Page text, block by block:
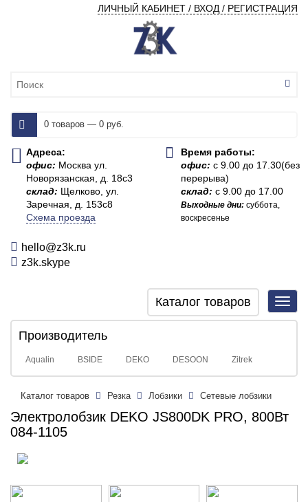
ЛИЧНЫЙ КАБИНЕТ / ВХОД / РЕГИСТРАЦИЯ
0 товаров — 0 руб.
Адреса:
офис: Москва ул.
Новорязанская, д. 18с3
склад: Щелково, ул.
Заречная, д. 153с8
Схема проезда
Время работы:
офис:с 9.00 до 17.30(без
перерыва)
склад:с 9.00 до 17.00
Выходные дни:суббота,
воскресенье
hello@z3k.ru
z3k.skype
Каталог товаров
Производитель
Aqualin BSIDE DEKO DESOON Zitrek
Каталог товаров Резка Лобзики Сетевые лобзики
Электролобзик DEKO JS800DK PRO, 800Вт
084-1105